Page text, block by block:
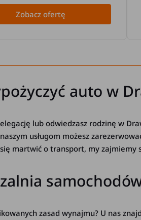
Zobacz ofertę
auto w
lub odwiedzasz rodzinę w
usługom możesz
martwić o transport, my zajmiemy
zasad wynajmu? U nas